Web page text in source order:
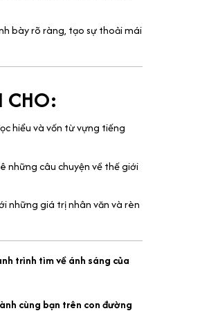
bày rõ ràng, tạo sự thoải mái
CHO:
hiểu và vốn từ vựng tiếng
những câu chuyện về thế giới
những giá trị nhân văn và rèn
trình tìm về ánh sáng của
cùng bạn trên con đường